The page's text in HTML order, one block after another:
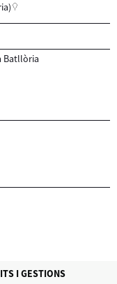
Batllòria
I GESTIONS